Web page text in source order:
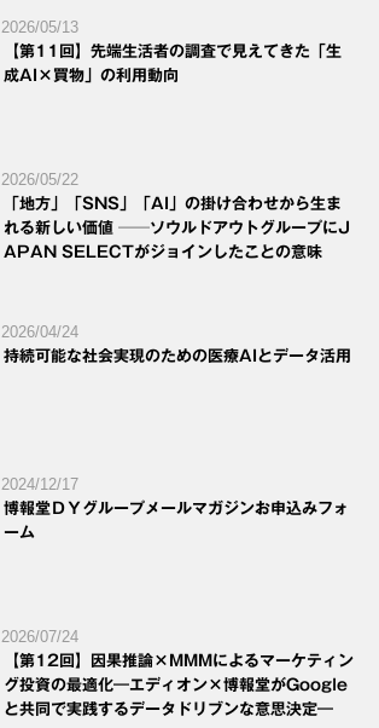
2026/05/13
【第11回】先端生活者の調査で見えてきた「生
成AI×買物」の利用動向
2026/05/22
「地方」「SNS」「AI」の掛け合わせから生ま
れる新しい価値 ──ソウルドアウトグループにJ
APAN SELECTがジョインしたことの意味
2026/04/24
持続可能な社会実現のための医療AIとデータ活用
2024/12/17
博報堂ＤＹグループメールマガジンお申込みフォ
ーム
2026/07/24
【第12回】因果推論×MMMによるマーケティン
グ投資の最適化―エディオン×博報堂がGoogle
と共同で実践するデータドリブンな意思決定―